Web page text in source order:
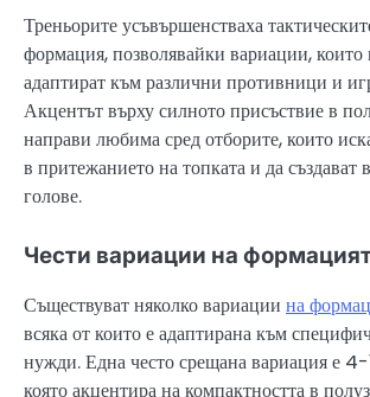
Треньорите усъвършенстваха
формация, позволявайки вариации, които
адаптират към различни противници и
Акцентът върху силното присъствие в
направи любима сред отборите, които
в притежанието на топката и да създават
голове.
Чести вариации на
Съществуват няколко вариации на
всяка от които е адаптирана към
нужди. Една често срещана вариация е
която акцентира на компактността в